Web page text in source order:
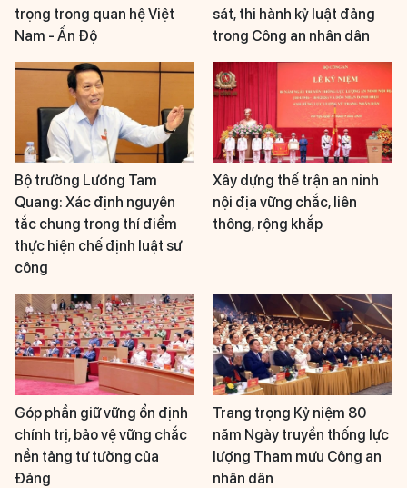
trọng trong quan hệ Việt
Nam - Ấn Độ
sát, thi hành kỷ luật đảng
trong Công an nhân dân
Bộ trưởng Lương Tam
Quang: Xác định nguyên
tắc chung trong thí điểm
thực hiện chế định luật sư
công
Xây dựng thế trận an ninh
nội địa vững chắc, liên
thông, rộng khắp
Góp phần giữ vững ổn định
chính trị, bảo vệ vững chắc
nền tảng tư tưởng của
Đảng
Trang trọng Kỷ niệm 80
năm Ngày truyền thống lực
lượng Tham mưu Công an
nhân dân